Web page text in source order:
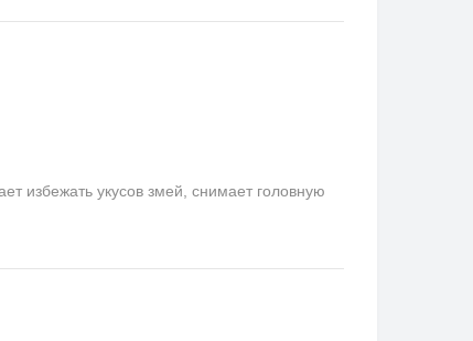
избежать укусов змей, снимает головную